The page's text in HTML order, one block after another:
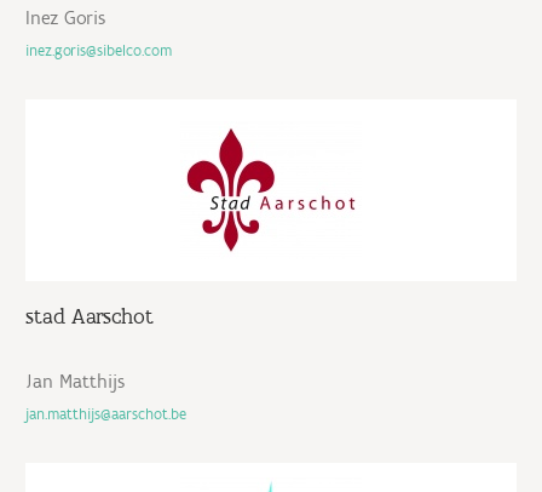
Inez Goris
inez.goris@sibelco.com
stad Aarschot
Jan Matthijs
jan.matthijs@aarschot.be